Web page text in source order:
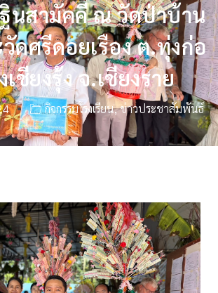
นสามัคคี ณ วัดป่าบ้าน
ดศรีดอยเรือง ต.ทุ่งก่อ
เชียงรุ้ง จ.เชียงราย
กิจกรรมโรงเรียน,ข่าวประชาสัมพันธ์